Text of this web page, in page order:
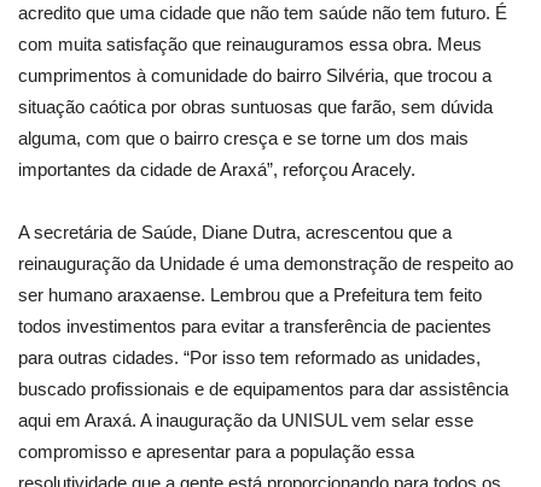
acredito que uma cidade que não tem saúde não tem futuro. É
com muita satisfação que reinauguramos essa obra. Meus
cumprimentos à comunidade do bairro Silvéria, que trocou a
situação caótica por obras suntuosas que farão, sem dúvida
alguma, com que o bairro cresça e se torne um dos mais
importantes da cidade de Araxá”, reforçou Aracely.
A secretária de Saúde, Diane Dutra, acrescentou que a
reinauguração da Unidade é uma demonstração de respeito ao
ser humano araxaense. Lembrou que a Prefeitura tem feito
todos investimentos para evitar a transferência de pacientes
para outras cidades. “Por isso tem reformado as unidades,
buscado profissionais e de equipamentos para dar assistência
aqui em Araxá. A inauguração da UNISUL vem selar esse
compromisso e apresentar para a população essa
resolutividade que a gente está proporcionando para todos os